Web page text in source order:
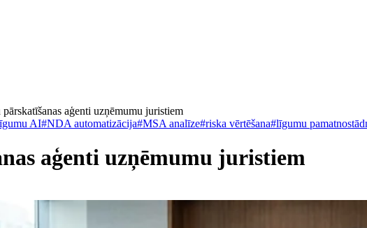
aģenti uzņēmumu juristiem
AI#NDA automatizācija#MSA analīze#riska vērtēšana#līgumu
aģenti uzņēmumu juristiem